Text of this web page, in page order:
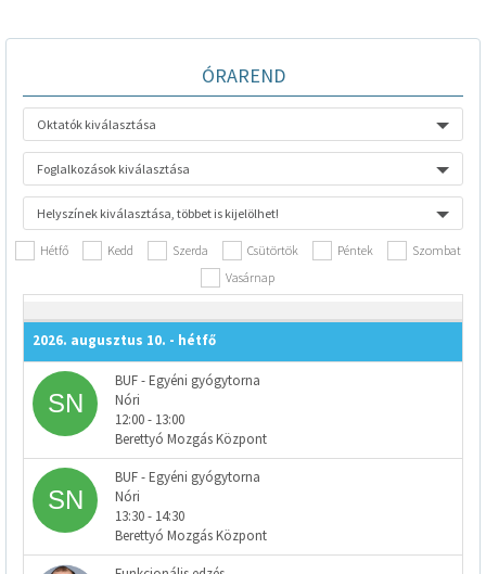
ÓRAREND
Oktatók kiválasztása
Foglalkozások kiválasztása
Helyszínek kiválasztása, többet is kijelölhet!
Hétfő Kedd Szerda Csütörtök Péntek
Szombat
Vasárnap
2026. augusztus 10. - hétfő
BUF - Egyéni gyógytorna
Nóri
12:00 - 13:00
Berettyó Mozgás Központ
BUF - Egyéni gyógytorna
Nóri
13:30 - 14:30
Berettyó Mozgás Központ